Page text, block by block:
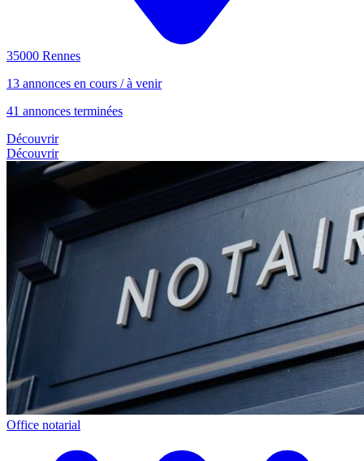
35000 Rennes
13 annonces en cours / à venir
41 annonces terminées
Découvrir
Découvrir
Office notarial